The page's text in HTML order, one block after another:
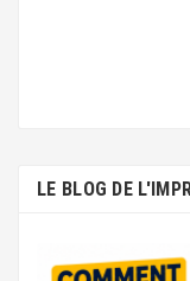
LE BLOG DE